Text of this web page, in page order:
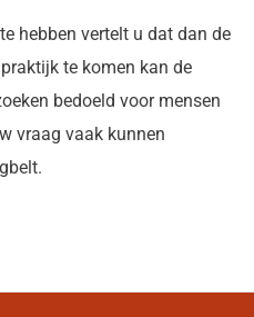
hebben vertelt u dat dan de
te komen kan de
bedoeld voor mensen
vraag vaak kunnen